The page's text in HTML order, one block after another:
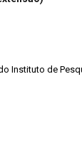
Instituto de